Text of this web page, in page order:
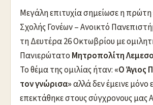
Μεγάλη επιτυχία σημείωσε η
Σχολής Γονέων – Ανοικτό
τη Δευτέρα 26 Οκτωβρίου με
Πανιερώτατο Μητροπολίτη
Το θέμα της ομιλίας ήταν: «Ο Άγιος
τον γνώρισα»αλλά δεν έμεινε μόνο
επεκτάθηκε στους σύγχρονους μας